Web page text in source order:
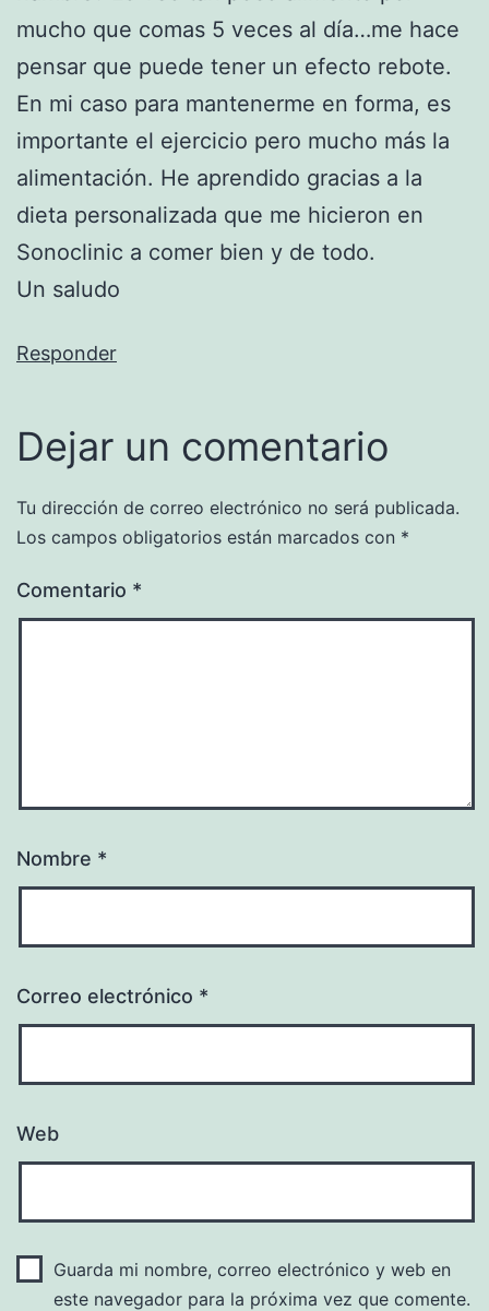
mucho que comas 5 veces al día…me hace
pensar que puede tener un efecto rebote.
En mi caso para mantenerme en forma, es
importante el ejercicio pero mucho más la
alimentación. He aprendido gracias a la
dieta personalizada que me hicieron en
Sonoclinic a comer bien y de todo.
Un saludo
Responder
Dejar un comentario
Tu dirección de correo electrónico no será publicada.
Los campos obligatorios están marcados con *
Comentario *
Nombre *
Correo electrónico *
Web
Guarda mi nombre, correo electrónico y web en
este navegador para la próxima vez que comente.